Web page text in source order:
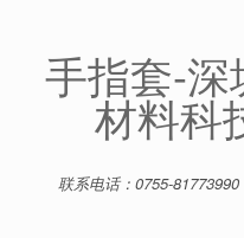
content手指套-
材料科
联系电话：0755-